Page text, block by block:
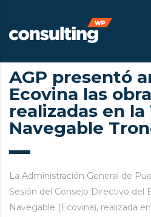
AGP presentó
Ecovina las
realizadas en la
Navegable
La Administración General de
Sesión del Consejo Directivo del
Navegable (Ecovina), realizada